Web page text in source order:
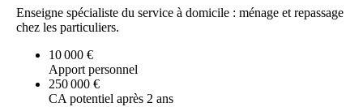
Enseigne spécialiste du service à domicile : ménage et repassage
chez les particuliers.
10 000 €
Apport personnel
250 000 €
CA potentiel après 2 ans